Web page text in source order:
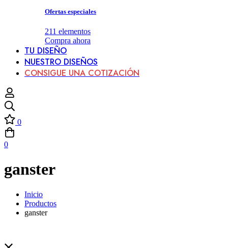
Ofertas especiales
211 elementos
Compra ahora
TU DISEÑO
NUESTRO DISEÑOS
CONSIGUE UNA COTIZACIÓN
0
0
ganster
Inicio
Productos
ganster